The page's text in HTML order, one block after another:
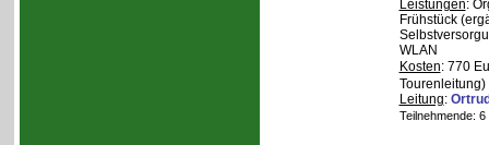
Leistungen:
Frühstück
WLAN
Kosten: 770
Tourenleitung)
Leitung:
Teilnehmende: